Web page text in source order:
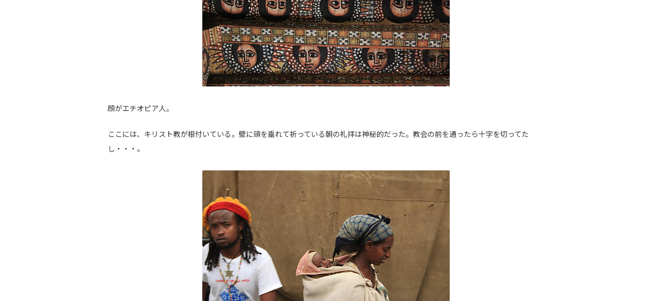
顔がエチオピア人。
ここには、キリスト教が根付いている。壁に頭を垂れて祈っている朝の礼拝は神秘的だった。教会の前を通ったら十字を切ってた
し・・・。